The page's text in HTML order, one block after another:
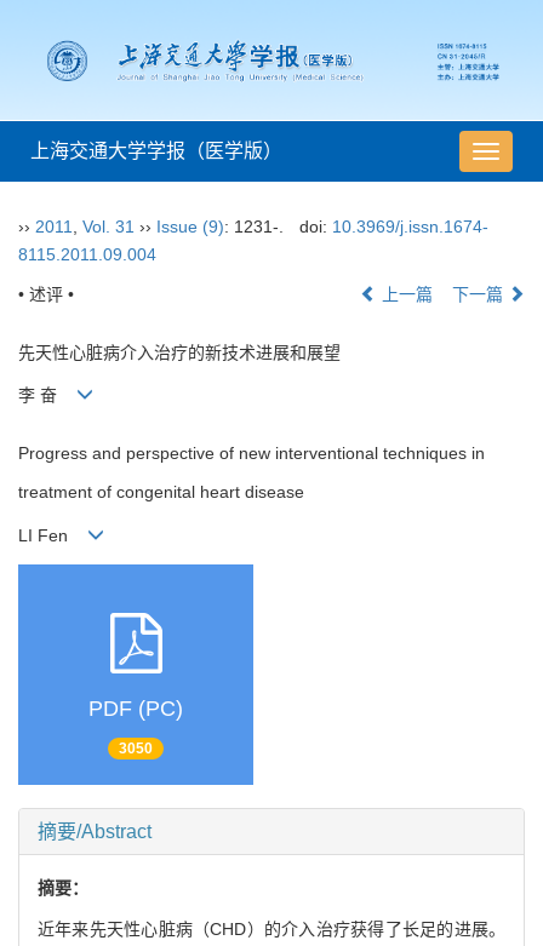
导
航
上海交通大学学报（医学版）
›› 2011 Vol. 31 ›› Issue (9): 1231-. doi: 10.3969/j.issn.1674-
8115.2011.09.004
• 述评 • 上一篇 下一篇
先天性心脏病介入治疗的新技术进展和展望
李 奋
Progress and perspective of new interventional techniques in
treatment of congenital heart disease
LI Fen
PDF (PC)
3050
摘要/Abstract
摘要：
近年来先天性心脏病（CHD）的介入治疗获得了长足的进展。